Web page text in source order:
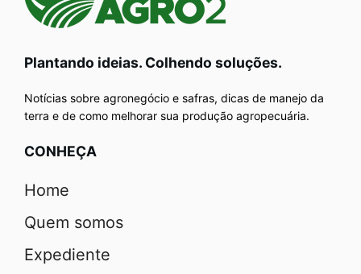
Plantando ideias. Colhendo soluções.
Notícias sobre agronegócio e safras, dicas de manejo da
terra e de como melhorar sua produção agropecuária.
CONHEÇA
Home
Quem somos
Expediente